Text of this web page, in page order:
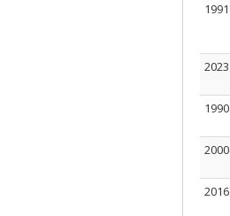
1991
2023
1990
2000
2016